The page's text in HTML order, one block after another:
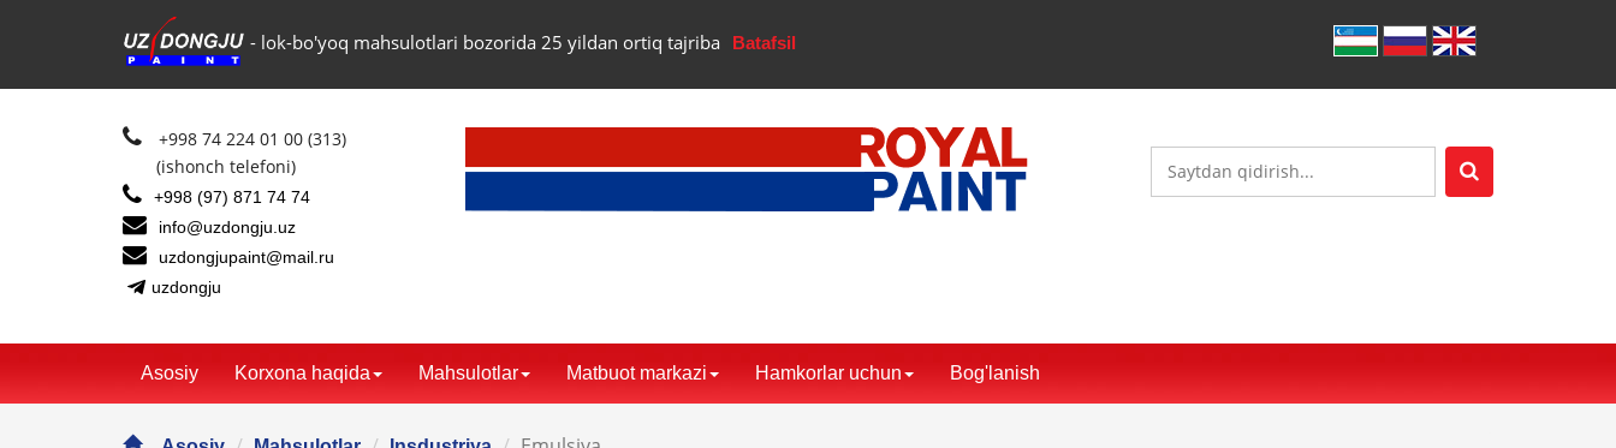
- lok-bo'yoq mahsulotlari bozorida 25 yildan ortiq tajriba Batafsil
+998 74 224 01 00 (313)
(ishonch telefoni)
+998 (97) 871 74 74
info@uzdongju.uz
uzdongjupaint@mail.ru
uzdongju
Asosiy Korxona haqida Mahsulotlar Matbuot markazi Hamkorlar uchun Bog'lanish